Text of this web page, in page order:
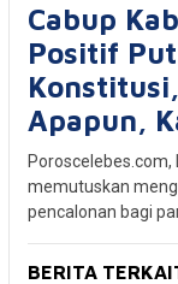
Cabup
Positif
Apapun,
memutuskan
pencalonan bagi
BERITA